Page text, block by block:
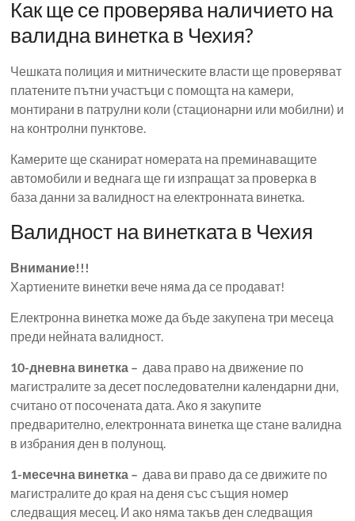
Как ще се проверява наличието на
валидна винетка в Чехия?
Чешката полиция и митническите власти ще проверяват
платените пътни участъци с помощта на камери,
монтирани в патрулни коли (стационарни или мобилни) и
на контролни пунктове.
Камерите ще сканират номерата на преминаващите
автомобили и веднага ще ги изпращат за проверка в
база данни за валидност на електронната винетка.
Валидност на винетката в Чехия
Внимание!!!
Хартиените винетки вече няма да се продават!
Електронна винетка може да бъде закупена три месеца
преди нейната валидност.
10-дневна винетка – дава право на движение по
магистралите за десет последователни календарни дни,
считано от посочената дата. Ако я закупите
предварително, електронната винетка ще стане валидна
в избрания ден в полунощ.
1-месечна винетка – дава ви право да се движите по
магистралите до края на деня със същия номер
следващия месец. И ако няма такъв ден следващия